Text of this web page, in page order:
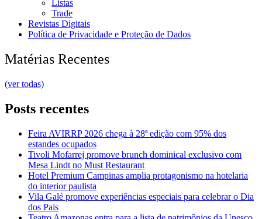
Listas
Trade
Revistas Digitais
Política de Privacidade e Proteção de Dados
Matérias Recentes
(ver todas)
Posts recentes
Feira AVIRRP 2026 chega à 28ª edição com 95% dos
estandes ocupados
Tivoli Mofarrej promove brunch dominical exclusivo com
Mesa Lindt no Must Restaurant
Hotel Premium Campinas amplia protagonismo na hotelaria
do interior paulista
Vila Galé promove experiências especiais para celebrar o Dia
dos Pais